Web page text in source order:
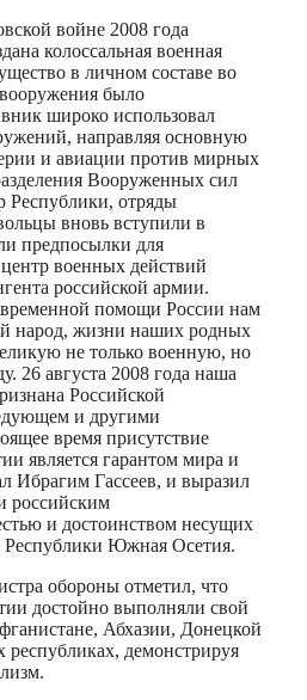
войне 2008 года
колоссальная военная
в личном составе во
было
широко использовал
направляя основную
и авиации против мирных
Вооруженных сил
Республики, отряды
вновь вступили в
предпосылки для
военных действий
российской армии.
помощи России нам
народ, жизни наших родных
не только военную, но
26 августа 2008 года наша
Российской
и другими
время присутствие
является гарантом мира и
Ибрагим Гассеев, и выразил
российским
и достоинством несущих
Республики Южная Осетия.
обороны отметил, что
достойно выполняли свой
Абхазии, Донецкой
демонстрируя